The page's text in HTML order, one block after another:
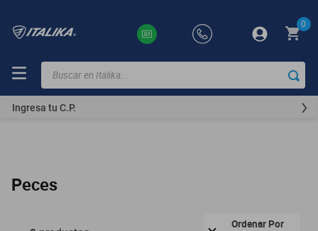
0
Buscar en Italika...
Ingresa tu C.P.
Peces
Ordenar Por
TÉRMINOS
MÁS
motoneta